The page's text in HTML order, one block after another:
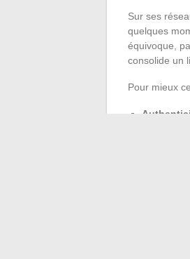
Sur ses
quelques
équivoque,
consolide un
Pour mieux